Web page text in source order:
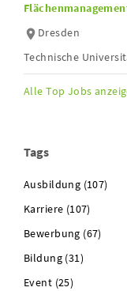
Dresden
Technische
Alle Top Jobs
Tags
Ausbildung (107)
Karriere (107)
Bewerbung (67)
Bildung (31)
Event (25)